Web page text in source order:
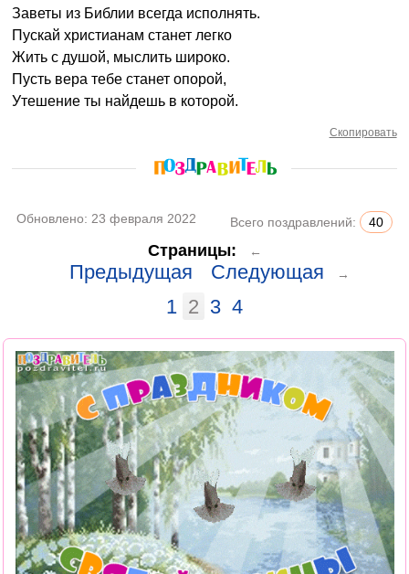
Заветы из Библии всегда исполнять.
Пускай христианам станет легко
Жить с душой, мыслить широко.
Пусть вера тебе станет опорой,
Утешение ты найдешь в которой.
Скопировать
Обновлено: 23 февраля 2022 Всего поздравлений: 40
Страницы: ←
Предыдущая Следующая →
1 2 3 4